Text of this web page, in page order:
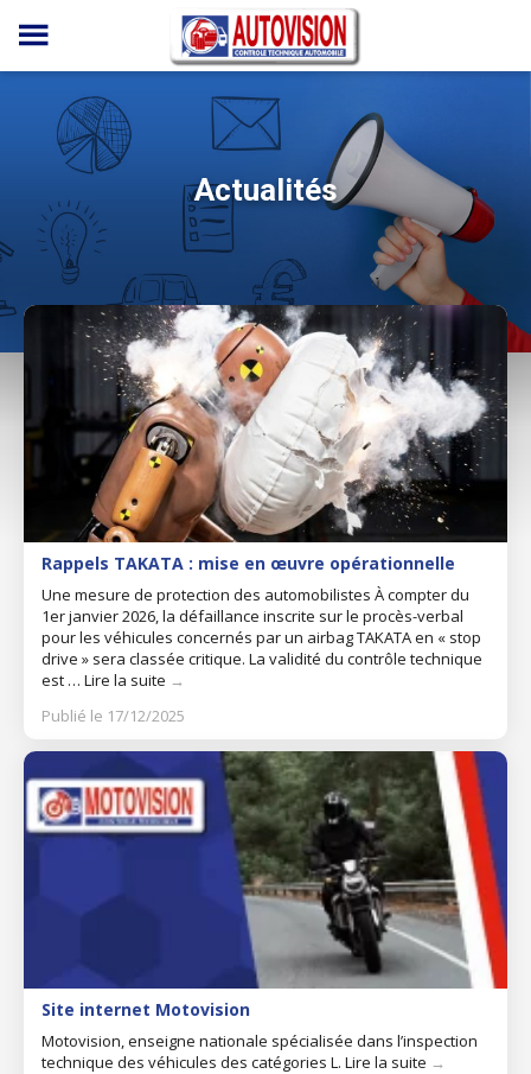
Panneau de gestion des cookies
Actualités
Rappels TAKATA : mise en œuvre opérationnelle
Une mesure de protection des automobilistes À compter du
1er janvier 2026, la défaillance inscrite sur le procès-verbal
pour les véhicules concernés par un airbag TAKATA en « stop
drive » sera classée critique. La validité du contrôle technique
est … Lire la suite →
Publié le 17/12/2025
Site internet Motovision
Motovision, enseigne nationale spécialisée dans l’inspection
technique des véhicules des catégories L. Lire la suite →